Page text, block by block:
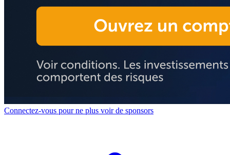
Connectez-vous pour ne plus voir de sponsors